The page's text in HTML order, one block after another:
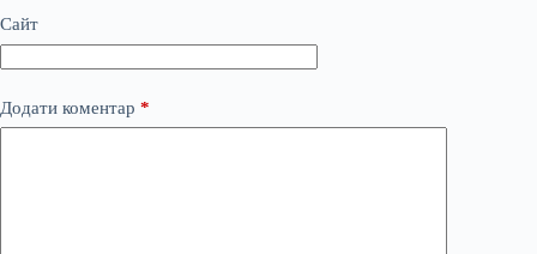
Сайт
Додати коментар *